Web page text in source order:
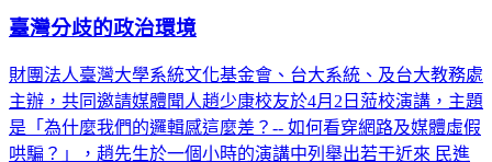
臺灣分歧的政治環境
財團法人臺灣大學系統文化基金會、台大系統、及台大教務處
主辦，共同邀請媒體聞人趙少康校友於4月2日蒞校演講，主題
是「為什麼我們的邏輯感這麼差？-- 如何看穿網路及媒體虛假
哄騙？」，趙先生於一個小時的演講中列舉出若干近來 民進